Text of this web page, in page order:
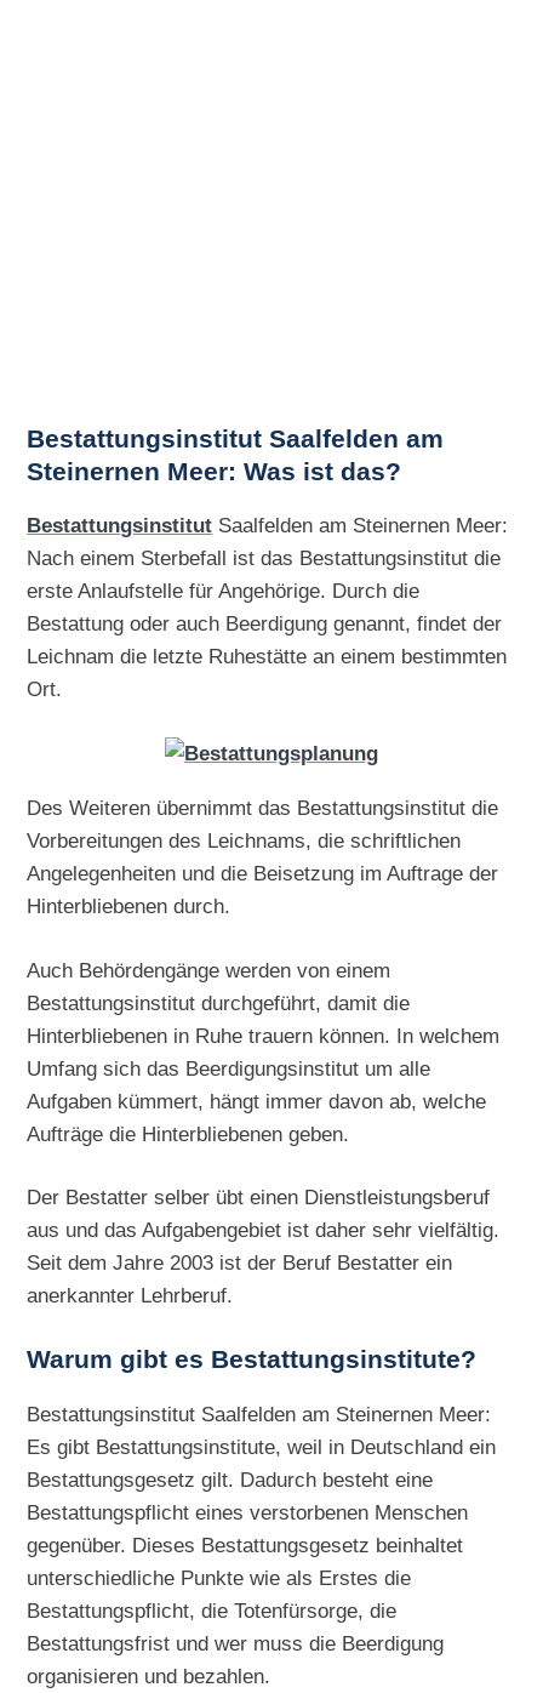
Bestattungsinstitut Saalfelden am
Steinernen Meer: Was ist das?
Bestattungsinstitut Saalfelden am Steinernen Meer:
Nach einem Sterbefall ist das Bestattungsinstitut die
erste Anlaufstelle für Angehörige. Durch die
Bestattung oder auch Beerdigung genannt, findet der
Leichnam die letzte Ruhestätte an einem bestimmten
Ort.
Des Weiteren übernimmt das Bestattungsinstitut die
Vorbereitungen des Leichnams, die schriftlichen
Angelegenheiten und die Beisetzung im Auftrage der
Hinterbliebenen durch.
Auch Behördengänge werden von einem
Bestattungsinstitut durchgeführt, damit die
Hinterbliebenen in Ruhe trauern können. In welchem
Umfang sich das Beerdigungsinstitut um alle
Aufgaben kümmert, hängt immer davon ab, welche
Aufträge die Hinterbliebenen geben.
Der Bestatter selber übt einen Dienstleistungsberuf
aus und das Aufgabengebiet ist daher sehr vielfältig.
Seit dem Jahre 2003 ist der Beruf Bestatter ein
anerkannter Lehrberuf.
Warum gibt es Bestattungsinstitute?
Bestattungsinstitut Saalfelden am Steinernen Meer:
Es gibt Bestattungsinstitute, weil in Deutschland ein
Bestattungsgesetz gilt. Dadurch besteht eine
Bestattungspflicht eines verstorbenen Menschen
gegenüber. Dieses Bestattungsgesetz beinhaltet
unterschiedliche Punkte wie als Erstes die
Bestattungspflicht, die Totenfürsorge, die
Bestattungsfrist und wer muss die Beerdigung
organisieren und bezahlen.